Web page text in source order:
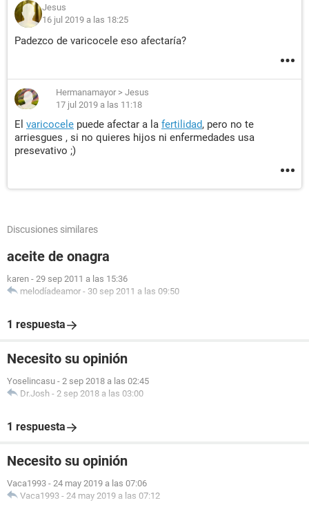
Jesus
16 jul 2019 a las 18:25
Padezco de varicocele eso afectaría?
Hermanamayor > Jesus
17 jul 2019 a las 11:18
El varicocele puede afectar a la fertilidad, pero no te
arriesgues , si no quieres hijos ni enfermedades usa
presevativo ;)
Discusiones similares
aceite de onagra
karen - 29 sep 2011 a las 15:36
melodíadeamor - 30 sep 2011 a las 09:50
1 respuesta
Necesito su opinión
Yoselincasu - 2 sep 2018 a las 02:45
Dr.Josh - 2 sep 2018 a las 03:00
1 respuesta
Necesito su opinión
Vaca1993 - 24 may 2019 a las 07:06
Vaca1993 - 24 may 2019 a las 07:12